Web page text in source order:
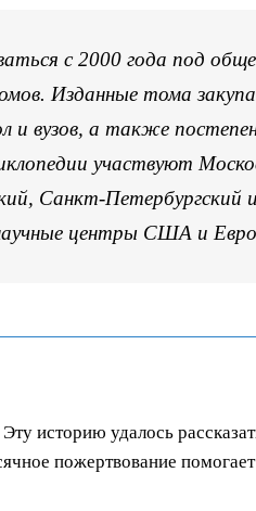
с 2000 года под
Изданные тома
и вузов, а также
участвуют
Санкт-Петербургский и
центры США и
историю удалось
пожертвование помогает